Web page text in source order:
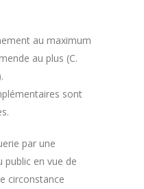
au maximum
au plus (C.
sont
par une
public en vue de
circonstance